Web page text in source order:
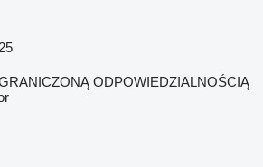
ODPOWIEDZIALNOŚCIĄ